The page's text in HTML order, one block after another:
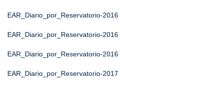
EAR_Diario_por_Reservatorio-2016
EAR_Diario_por_Reservatorio-2016
EAR_Diario_por_Reservatorio-2016
EAR_Diario_por_Reservatorio-2017